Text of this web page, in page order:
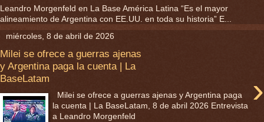
Leandro Morgenfeld en La Base América Latina “Es el mayor
alineamiento de Argentina con EE.UU. en toda su historia” E...
miércoles, 8 de abril de 2026
Milei se ofrece a guerras ajenas
y Argentina paga la cuenta | La
BaseLatam
›
Milei se ofrece a guerras ajenas y Argentina paga
la cuenta | La BaseLatam, 8 de abril 2026 Entrevista
a Leandro Morgenfeld